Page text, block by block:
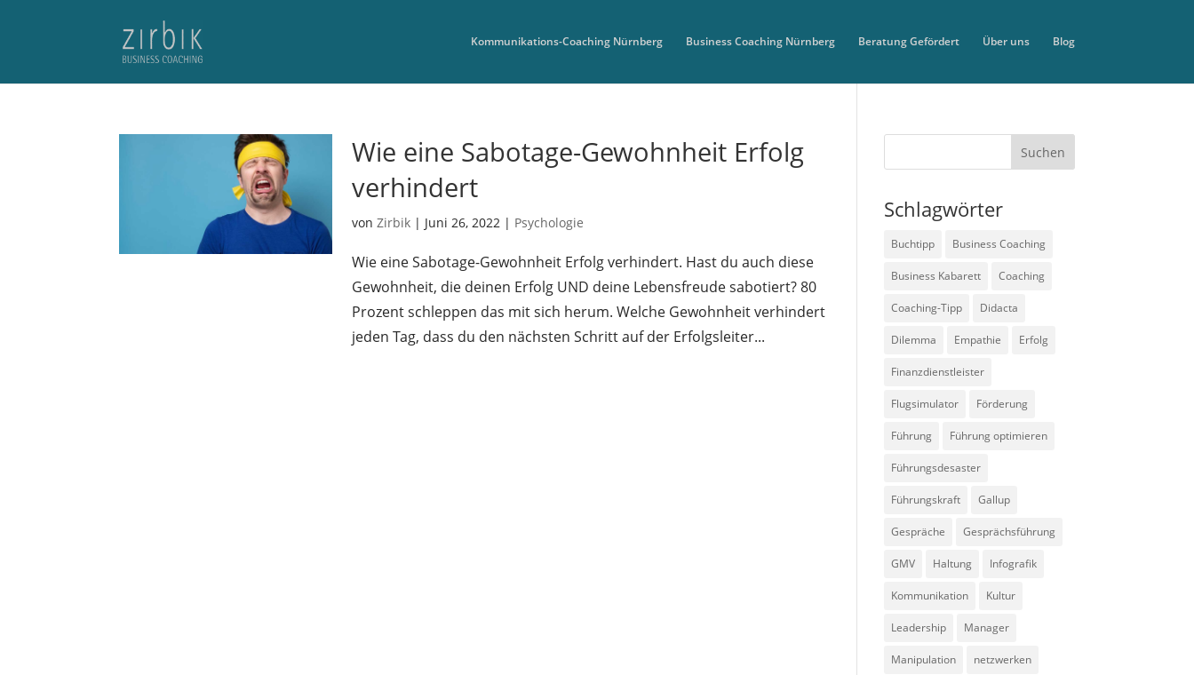
Kommunikations-Coaching Nürnberg Business Coaching Nürnberg Beratung Gefördert Über uns Blog
Wie eine Sabotage-Gewohnheit Erfolg
verhindert
von Zirbik| Juni 26, 2022| Psychologie
Wie eine Sabotage-Gewohnheit Erfolg verhindert. Hast du auch diese
Gewohnheit, die deinen Erfolg UND deine Lebensfreude sabotiert? 80
Prozent schleppen das mit sich herum. Welche Gewohnheit verhindert
jeden Tag, dass du den nächsten Schritt auf der Erfolgsleiter...
Schlagwörter
Buchtipp Business Coaching
Business Kabarett Coaching
Coaching-Tipp Didacta
Dilemma Empathie Erfolg
Finanzdienstleister
Flugsimulator Förderung
Führung Führung optimieren
Führungsdesaster
Führungskraft Gallup
Gespräche Gesprächsführung
GMV Haltung Infografik
Kommunikation Kultur
Leadership Manager
Manipulation netzwerken